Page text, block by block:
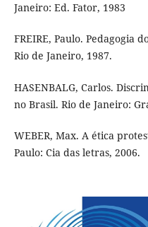
Janeiro: Ed. Fator, 1983
FREIRE, Paulo. Pedagogia
Rio de Janeiro, 1987.
HASENBALG, Carlos.
no Brasil. Rio de Janeiro:
WEBER, Max. A ética
Paulo: Cia das letras, 2006.